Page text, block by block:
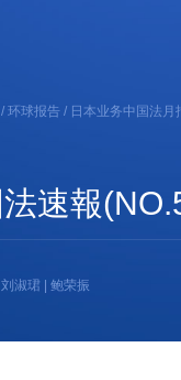
/ 环球报告 / 日本业务中国法月
速報
刘淑珺 | 鲍荣振